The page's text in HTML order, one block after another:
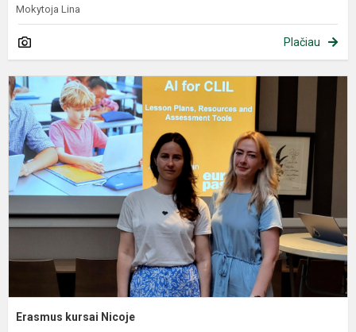
Mokytoja Lina
Plačiau
Erasmus kursai Nicoje